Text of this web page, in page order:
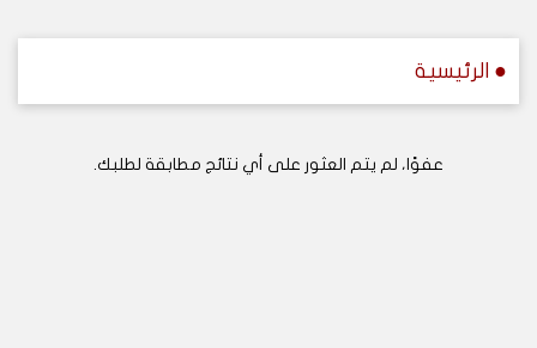
● الرئيسية
عفوًا، لم يتم العثور على أي نتائج مطابقة لطلبك.